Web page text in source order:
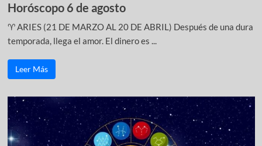
Horóscopo 6 de agosto
♈ ARIES (21 DE MARZO AL 20 DE ABRIL) Después de una dura
temporada, llega el amor. El dinero es ...
Leer Más